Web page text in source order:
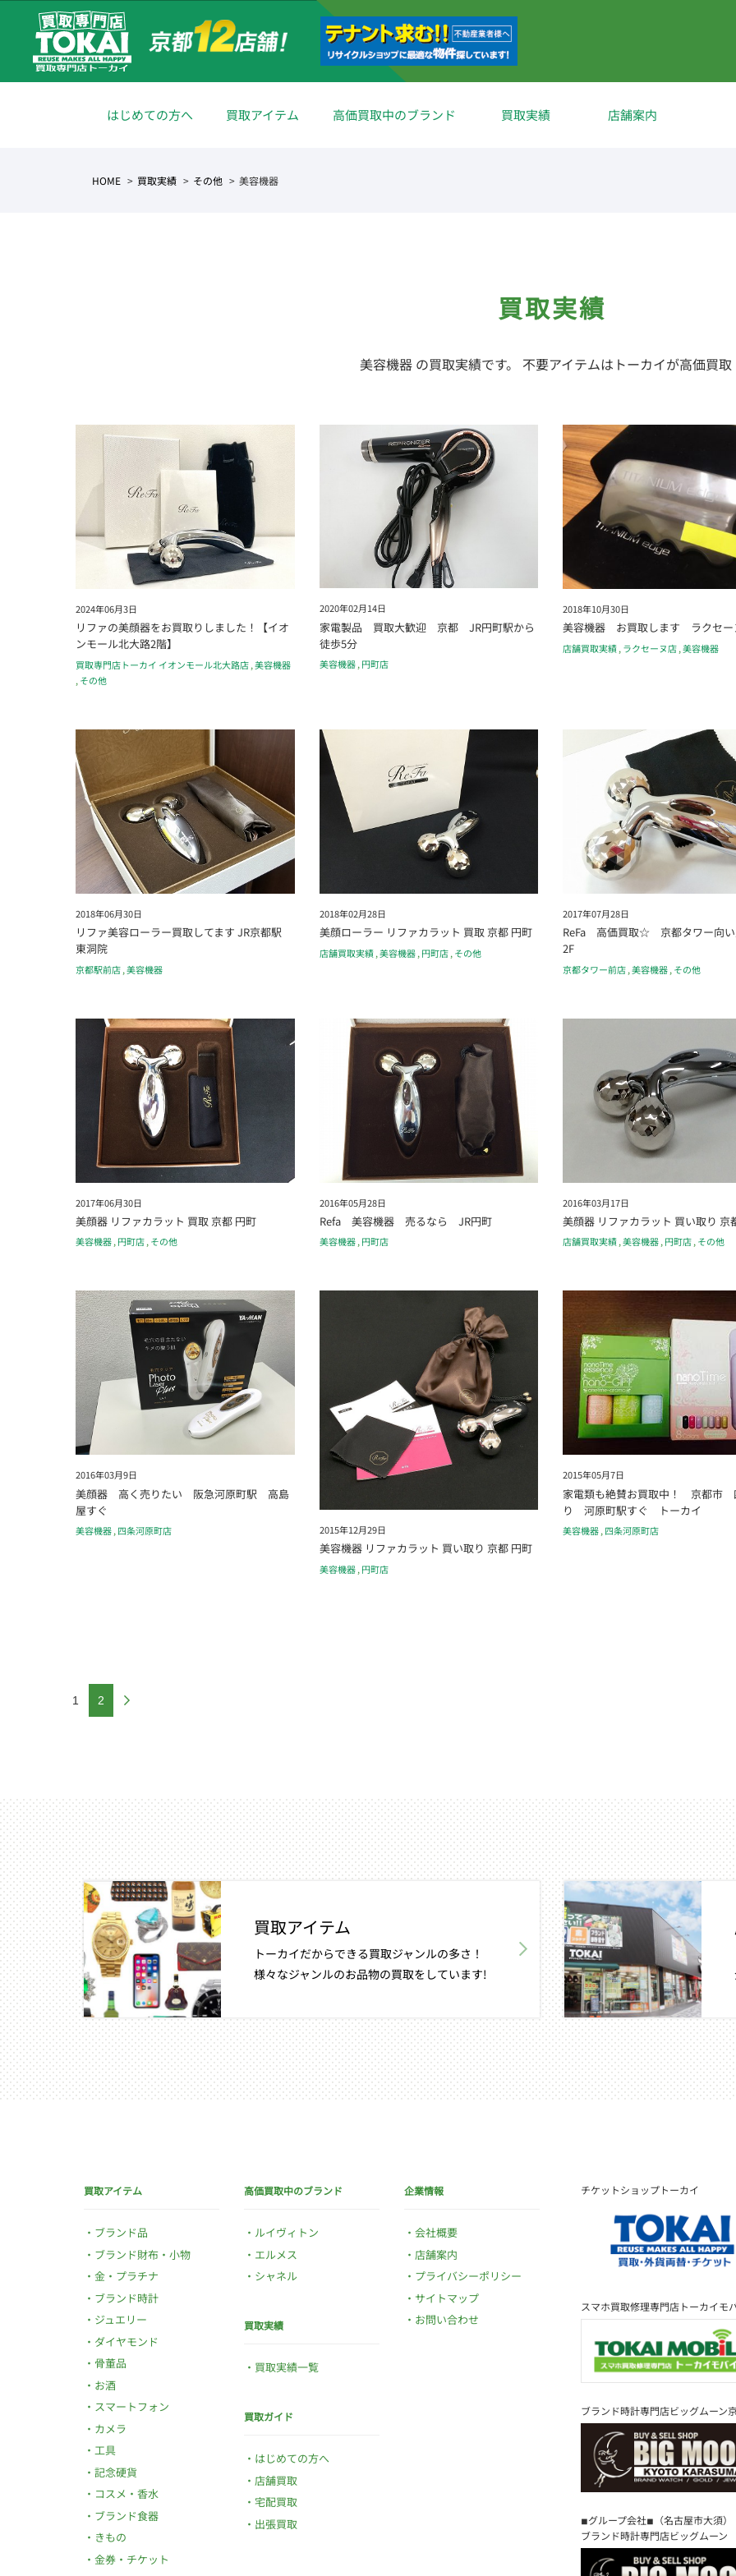
はじめての方へ 買取アイテム 高価買取中のブランド 買取実績 店舗案内
HOME 買取実績 その他 美容機器
買取実績
美容機器 の買取実績です。 不要アイテムはトーカイが高価買取
2024年06月3日
リファの美顔器をお買取りしました！【イオ
ンモール北大路2階】
買取専門店トーカイ イオンモール北大路店,美容機器
, その他
2020年02月14日
家電製品 買取大歓迎 京都 JR円町駅から
徒歩5分
美容機器, 円町店
2018年10月30日
美容機器 お買取します ラクセ
店舗買取実績, ラクセーヌ店,美容機器
2018年06月30日
リファ美容ローラー買取してます JR京都駅
東洞院
京都駅前店,美容機器
2018年02月28日
美顔ローラー リファカラット 買取 京都 円町
店舗買取実績,美容機器, 円町店, その他
2017年07月28日
ReFa 高価買取☆ 京都タワー向い
2F
京都タワー前店,美容機器, その他
2017年06月30日
美顔器 リファカラット 買取 京都 円町
美容機器,円町店,その他
2016年05月28日
Refa 美容機器 売るなら JR円町
美容機器,円町店
2016年03月17日
美顔器 リファカラット 買い取り 京
店舗買取実績,美容機器,円町店,その他
2016年03月9日
美顔器 高く売りたい 阪急河原町駅 高島
屋すぐ
美容機器, 四条河原町店 2015年12月29日
美容機器 リファカラット 買い取り 京都 円町
美容機器, 円町店
2015年05月7日
家電類も絶賛お買取中！ 京都市
り 河原町駅すぐ トーカイ
美容機器, 四条河原町店
1 2
買取アイテム
トーカイだからできる買取ジャンルの多さ！
様々なジャンルのお品物の買取をしています!
買取アイテム
ブランド品
ブランド財布・小物
金・プラチナ
ブランド時計
ジュエリー
ダイヤモンド
骨董品
お酒
スマートフォン
カメラ
工具
記念硬貨
コスメ・香水
ブランド食器
きもの
金券・チケット
高価買取中のブランド
ルイヴィトン
エルメス
シャネル
買取実績
買取実績一覧
買取ガイド
はじめての方へ
店舗買取
宅配買取
出張買取
企業情報
会社概要
店舗案内
プライバシーポリシー
サイトマップ
お問い合わせ
チケットショップトーカイ
スマホ買取修理専門店トーカイモ
ブランド時計専門店ビッグムーン
◾︎グループ会社◾︎（名古屋市大須）
ブランド時計専門店ビッグムーン